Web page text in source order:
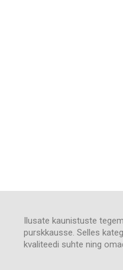
Ilusate kaunistuste
purskkausse. Selles
kvaliteedi suhte ning